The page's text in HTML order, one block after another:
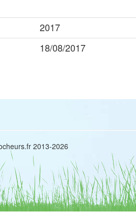
2017
18/08/2017
2013-2026